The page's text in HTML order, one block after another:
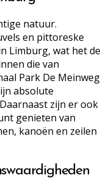
natuur.
en pittoreske
Limburg, wat het de
die van
Park De Meinweg
absolute
zijn er ook
genieten van
kanoën en zeilen